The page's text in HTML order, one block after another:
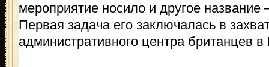
мероприятие носило и другое
Первая задача его заключалась в
административного центра британцев